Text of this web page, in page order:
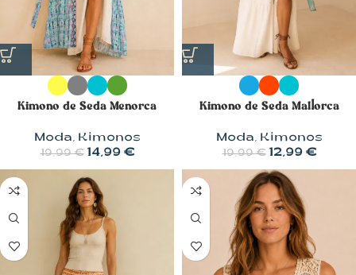
Kimono de Seda Menorca
Moda, Kimonos
19,99€ 14,99 €
Kimono de Seda Mallorca
Moda, Kimonos
19,99€ 12,99 €